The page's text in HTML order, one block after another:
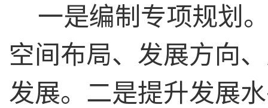
一是编制专项规划
空间布局、发展方向
发展。二是提升发展